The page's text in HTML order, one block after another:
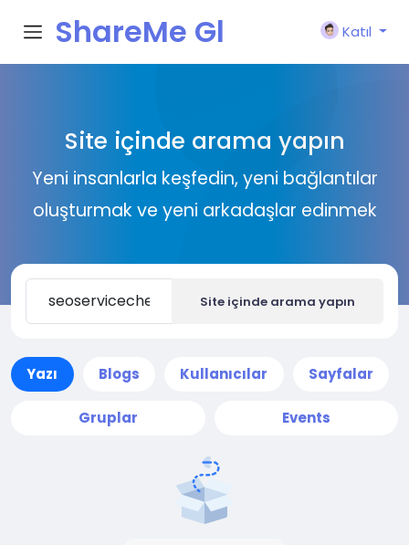
ShareMe Gl
Katıl
Site içinde arama yapın
Yeni insanlarla keşfedin, yeni bağlantılar
oluşturmak ve yeni arkadaşlar edinmek
Site içinde arama yapın
Yazı Blogs Kullanıcılar Sayfalar
Gruplar Events